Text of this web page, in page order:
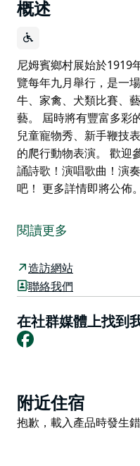
概述
尼姆賓鄉村展始於1919
覽每年九月舉行，是一
牛、家禽、犬類比賽、
藝。 屆時將有豐富多彩
兒童寵物秀、新手鞭技
的爬行動物表演。 歡迎
誦詩歌！演唱歌曲！演
吧！ 更多詳情即將公佈。
覽每年九月舉行，是一
牛、家禽、犬類比賽、
藝。
屆時將有豐富多彩的兒
物秀、新手鞭技表演以
動物表演。
歡迎參加傑克凱文紀念
閱讀更多
造訪網站
聯絡我們
在社群媒體上找到
Facebook
Product
List
附近住宿
Product
抱歉，載入產品時發生